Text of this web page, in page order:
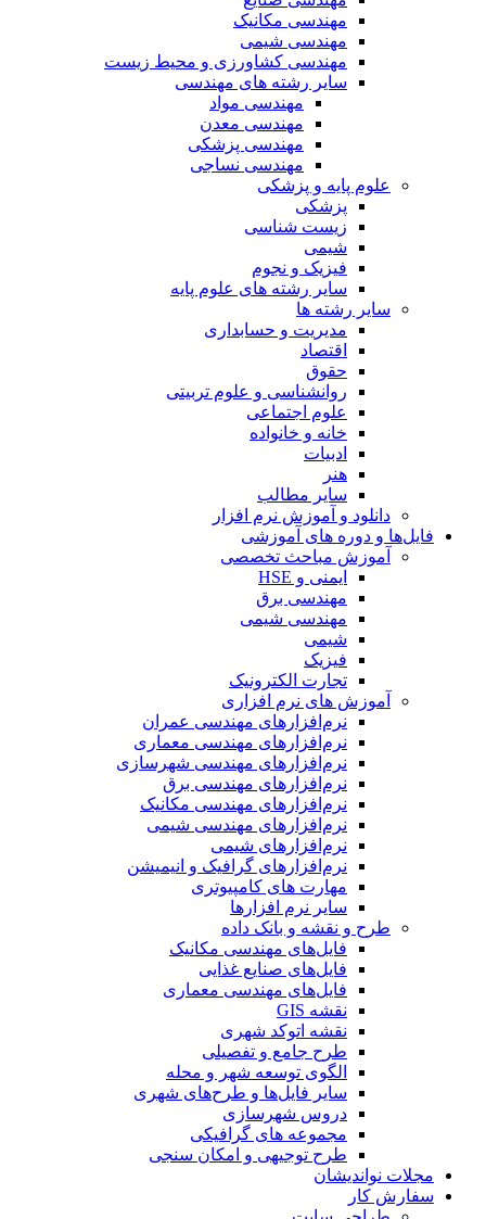
مهندسی مکانیک
مهندسی شیمی
مهندسی کشاورزی و محیط زیست
سایر رشته های مهندسی
مهندسی مواد
مهندسی معدن
مهندسی پزشکی
مهندسی نساجی
علوم پایه و پزشکی
پزشکی
زیست شناسی
شیمی
فیزیک و نجوم
سایر رشته های علوم پایه
سایر رشته ها
مدیریت و حسابداری
اقتصاد
حقوق
روانشناسی و علوم تربیتی
علوم اجتماعی
خانه و خانواده
ادبیات
هنر
سایر مطالب
دانلود و آموزش نرم افزار
فایل‌ها و دوره های آموزشی
آموزش مباحث تخصصی
ایمنی و HSE
مهندسی برق
مهندسی شیمی
شیمی
فیزیک
تجارت الکترونیک
آموزش های نرم افزاری
نرم‌افزارهای مهندسی عمران
نرم‌افزارهای مهندسی معماری
نرم‌افزارهای مهندسی شهرسازی
نرم‌افزارهای مهندسی برق
نرم‌افزارهای مهندسی مکانیک
نرم‌افزارهای مهندسی شیمی
نرم‌افزارهای شیمی
نرم‌افزارهای گرافیک و انیمیشن
مهارت های کامپیوتری
سایر نرم افزارها
طرح و نقشه و بانک داده
فایل‌های مهندسی مکانیک
فایل‌های صنایع غذایی
فایل‌های مهندسی معماری
نقشه GIS
نقشه اتوکد شهری
طرح جامع و تفصیلی
الگوی توسعه شهر و محله
سایر فایل‌ها و طرح‌های شهری
دروس شهرسازی
مجموعه های گرافیکی
طرح توجیهی و امکان سنجی
مجلات نواندیشان
سفارش کار